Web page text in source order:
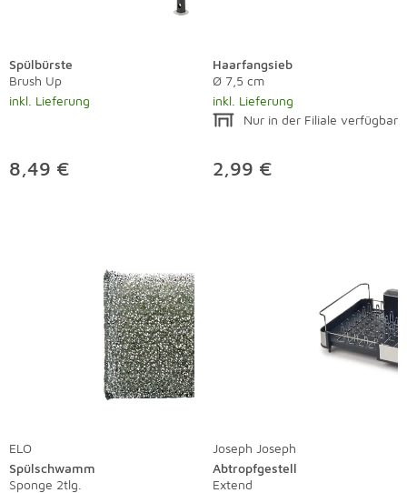
Spülbürste
Brush Up
inkl. Lieferung
8,49 €
Haarfangsieb
Ø 7,5 cm
inkl. Lieferung
Nur in der Filiale verfügbar
2,99 €
ELO
Spülschwamm
Sponge 2tlg.
Joseph Joseph
Abtropfgestell
Extend